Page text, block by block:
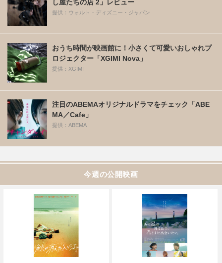
し屋たちの店 2」レビュー
提供：ウォルト・ディズニー・ジャパン
おうち時間が映画館に！小さくて可愛いおしゃれプ
ロジェクター「XGIMI Nova」
提供：XGIMI
注目のABEMAオリジナルドラマをチェック「ABE
MA／Cafe」
提供：ABEMA
今週の公開映画